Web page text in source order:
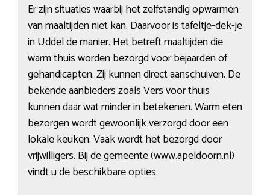
Er zijn situaties waarbij het zelfstandig opwarmen
van maaltijden niet kan. Daarvoor is tafeltje-dek-je
in Uddel de manier. Het betreft maaltijden die
warm thuis worden bezorgd voor bejaarden of
gehandicapten. Zij kunnen direct aanschuiven. De
bekende aanbieders zoals Vers voor thuis
kunnen daar wat minder in betekenen. Warm eten
bezorgen wordt gewoonlijk verzorgd door een
lokale keuken. Vaak wordt het bezorgd door
vrijwilligers. Bij de gemeente (www.apeldoorn.nl)
vindt u de beschikbare opties.